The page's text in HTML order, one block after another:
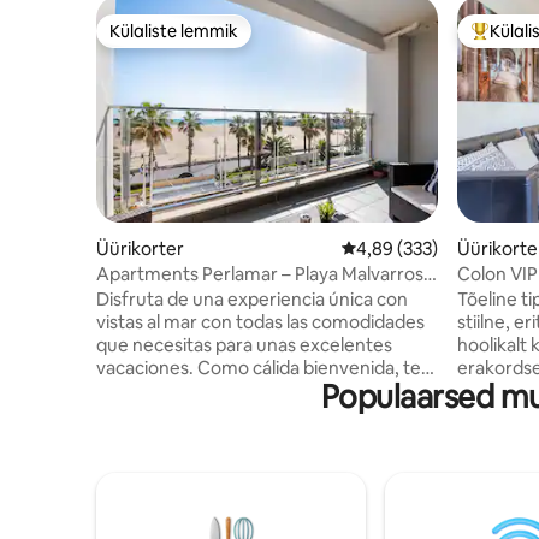
Külaliste lemmik
Külaliste lemmik
Üürikorter Keskmine hinnang
4,89 (333)
Apartments Perlamar – Playa Malvarrosa,
apart...
Disfruta de una experiencia única con
vistas al mar con todas las comodidades
que necesitas para unas excelentes
vacaciones. Como cálida bienvenida, te
obsequiamos con una botella de vino
para iniciar tu visita con un delicioso
estas vistas impresionantes! Este
Colon
luksuslik
Tõeline
stiilne,
hoolikalt
ülikiire
rahu.
Populaarsed